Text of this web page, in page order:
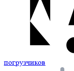
погрузчиков